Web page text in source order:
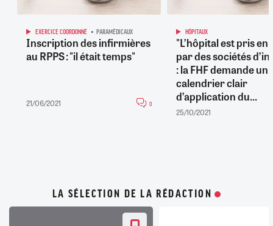
EXERCICE COORDONNÉ PARAMÉDICAUX
Inscription des infirmières
au RPPS : "il était temps"
21/06/2021 0
HÔPITAUX
"L’hôpital est pris en
par des sociétés
: la FHF demande un
calendrier clair
d’application du...
25/10/2021
LA SÉLECTION DE LA RÉDACTION